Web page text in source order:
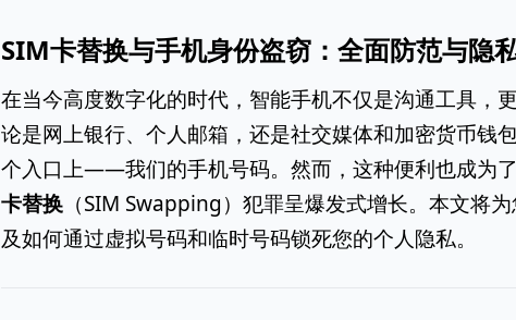
SIM卡替换与手机身份盗窃：全面防范与隐
在当今高度数字化的时代，智能手机不仅是沟通工具，
论是网上银行、个人邮箱，还是社交媒体和加密货币钱
个入口上——我们的手机号码。然而，这种便利也成为
卡替换 （SIM Swapping）犯罪呈爆发式增长。本文将
及如何通过虚拟号码和临时号码锁死您的个人隐私。